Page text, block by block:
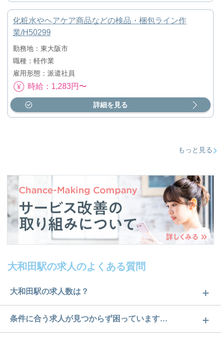
化粧水やヘアケア商品などの検品・梱包ライン作
業/H50299
勤務地：東大阪市
職種：軽作業
雇用形態：派遣社員
時給：1,283円〜
詳細を見る
もっと見る
大和田駅の求人のよくある質問
大和田駅の求人数は？
大和田駅の求人数は4件です。どのような求人がある
かぜひチェックしてみてください。
条件に合う求人が見つからず困っています…